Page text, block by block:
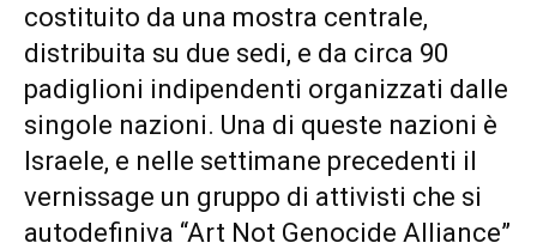
costituito da una mostra centrale,
distribuita su due sedi, e da circa 90
padiglioni indipendenti organizzati dalle
singole nazioni. Una di queste nazioni è
Israele, e nelle settimane precedenti il ​​
vernissage un gruppo di attivisti che si
autodefiniva “Art Not Genocide Alliance”